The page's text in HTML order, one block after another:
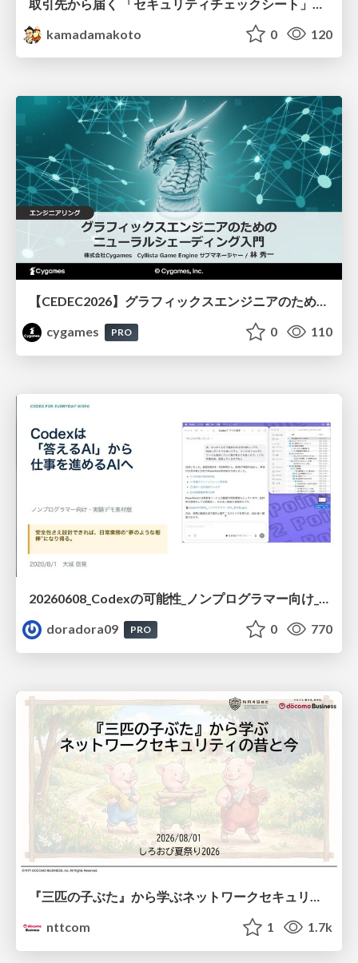
kamadamakoto
0 120
【CEDEC2026】グラフィックスエンジニアのためのニューラルシェーディング入門
cygames
PRO 0 110
20260608_Codexの可能性_ノンプログラマー向け_大城追記
doradora09
PRO 0 770
nttcom
1 1.7k